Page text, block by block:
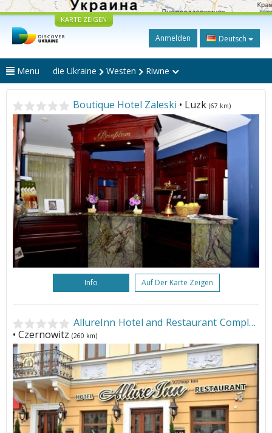
KARTE ZEIGEN
Anmelden Deutsch
Menu die Ukraine Westen Riwne
Boutique Hotel Zaleski • Luzk (67 km)
Info Auf Der Karte Zeigen
AllureInn Hotel and Restaurant Complex
• Czernowitz (260 km)